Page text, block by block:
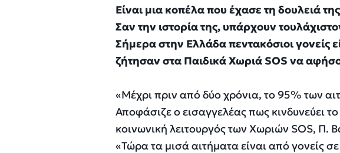
Είναι μια κοπέλα που έχασε τη δουλειά
Σαν την ιστορία της, υπάρχουν
Σήμερα στην Ελλάδα πεντακόσιοι γονείς
ζήτησαν στα Παιδικά Χωριά SOS να
«Μέχρι πριν από δύο χρόνια, το 95% των
Αποφάσιζε ο εισαγγελέας πως κινδυνεύει
κοινωνική λειτουργός των Χωριών SOS, Π.
«Τώρα τα μισά αιτήματα είναι από γονείς